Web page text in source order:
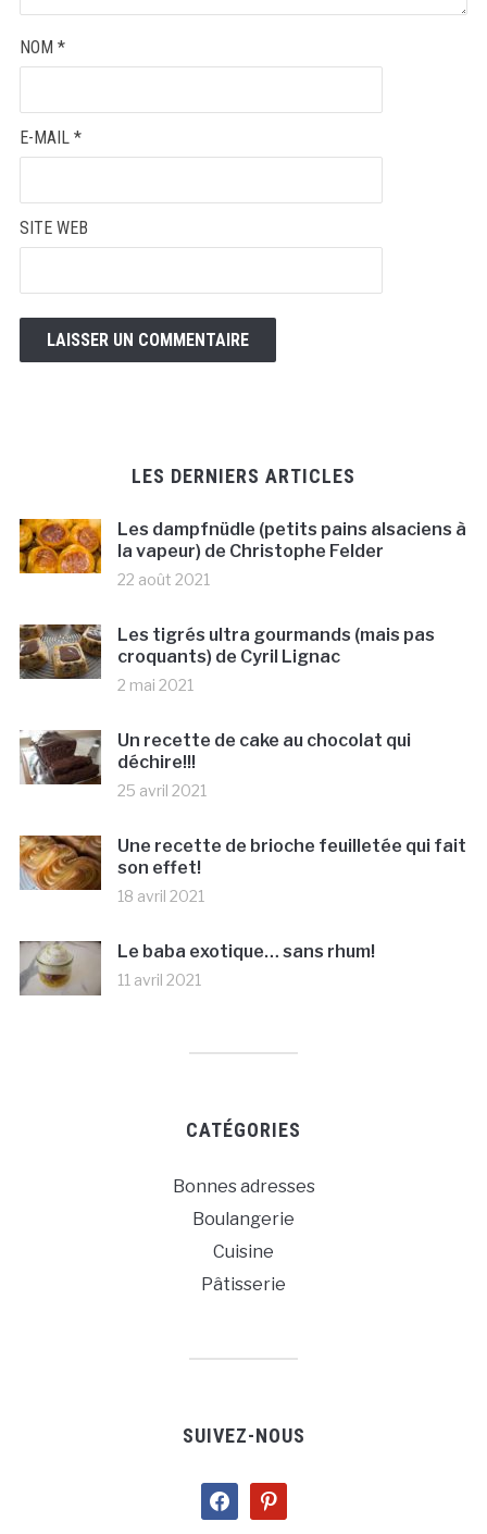
NOM *
E-MAIL *
SITE WEB
LES DERNIERS ARTICLES
Les dampfnüdle (petits pains alsaciens à
la vapeur) de Christophe Felder
22 août 2021
Les tigrés ultra gourmands (mais pas
croquants) de Cyril Lignac
2 mai 2021
Un recette de cake au chocolat qui
déchire!!!
25 avril 2021
Une recette de brioche feuilletée qui fait
son effet!
18 avril 2021
Le baba exotique… sans rhum!
11 avril 2021
CATÉGORIES
Bonnes adresses
Boulangerie
Cuisine
Pâtisserie
SUIVEZ-NOUS
facebookpinterest